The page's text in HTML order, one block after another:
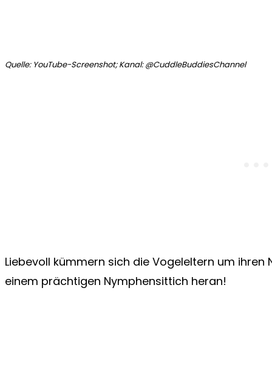
Quelle: YouTube-Screenshot; Kanal: @CuddleBuddiesChannel
Liebevoll kümmern sich die Vogeleltern um
einem prächtigen Nymphensittich heran!